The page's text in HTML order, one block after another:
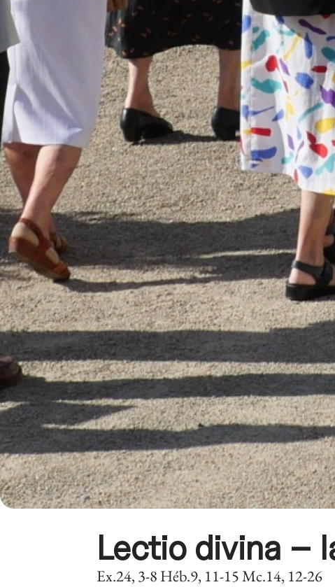
Lectio divina –
Ex.24, 3-8 Héb.9, 11-15 Mc.14, 12-26